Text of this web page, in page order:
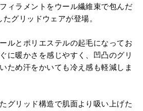
ィラメントをウール繊維束で包んだ
グリッドウェアが登場。
ルとポリエステルの起毛になってお
に暖かさを感じやすく、凹凸のグリ
ため汗をかいても冷え感も軽減しま
グリッド構造で肌面より吸い上げた